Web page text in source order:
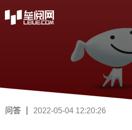
问答 2022-05-04 12:20:26